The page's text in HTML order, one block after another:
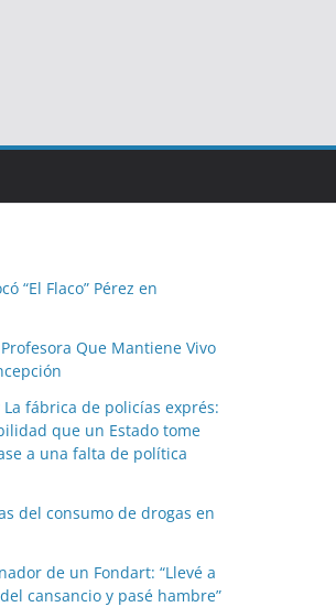
“El Flaco” Pérez en
Que Mantiene Vivo
fábrica de policías exprés:
que un Estado tome
a una falta de política
del consumo de drogas en
de un Fondart: “Llevé a
cansancio y pasé hambre”